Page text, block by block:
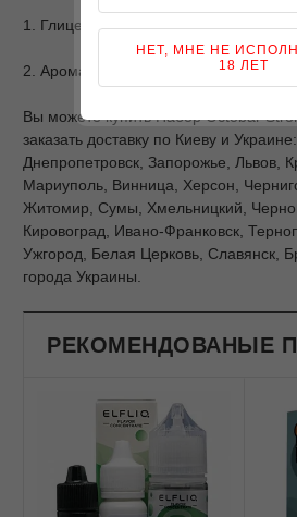
1. Глицерин - объем 15 мл;
2. Ароматизатор + пропиленгликоль
Вы можете купить Набор Octobar
заказать доставку по Киеву и
Днепропетровск, Запорожье, Львов,
Мариуполь, Винница, Херсон,
Житомир, Сумы, Хмельницкий,
Кировоград, Ивано-Франковск,
Ужгород, Белая Церковь, Славянск,
города Украины.
РЕКОМЕНДОВАНЫЕ
НЕТ, МНЕ НЕ
18 ЛЕТ